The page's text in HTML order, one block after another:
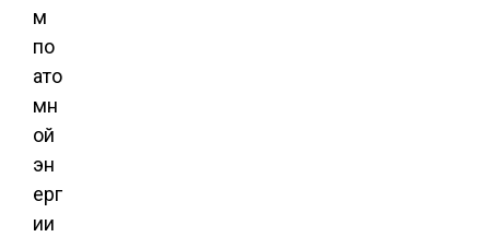
м
по
ато
мн
ой
эн
ерг
ии